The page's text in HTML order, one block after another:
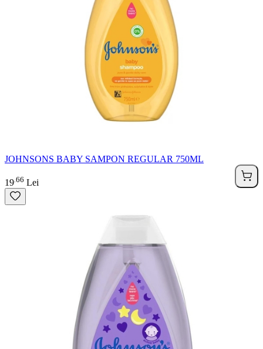
JOHNSONS BABY SAMPON REGULAR 750ML
19 66 Lei